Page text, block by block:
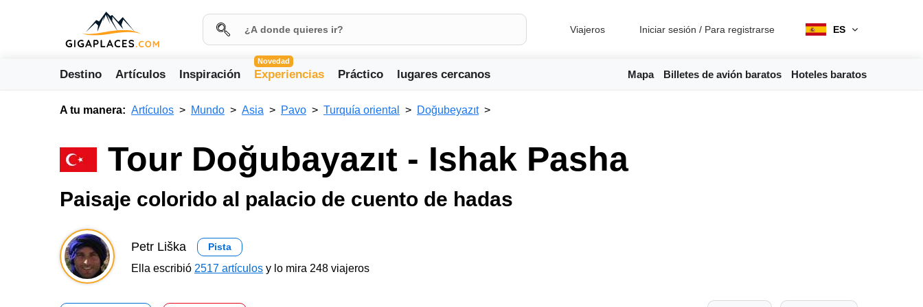
Viajeros Iniciar sesión / Para registrarse ES
Destino Artículos Inspiración
Novedad
Experiencias Práctico lugares cercanos Mapa Billetes de avión baratos Hoteles baratos
A tu manera: Artículos Mundo Asia Pavo Turquía oriental Doğubeyazıt
Tour Doğubayazıt - Ishak Pasha
Paisaje colorido al palacio de cuento de hadas
Petr Liška Pista
Ella escribió 2517 artículos y lo mira 248 viajeros